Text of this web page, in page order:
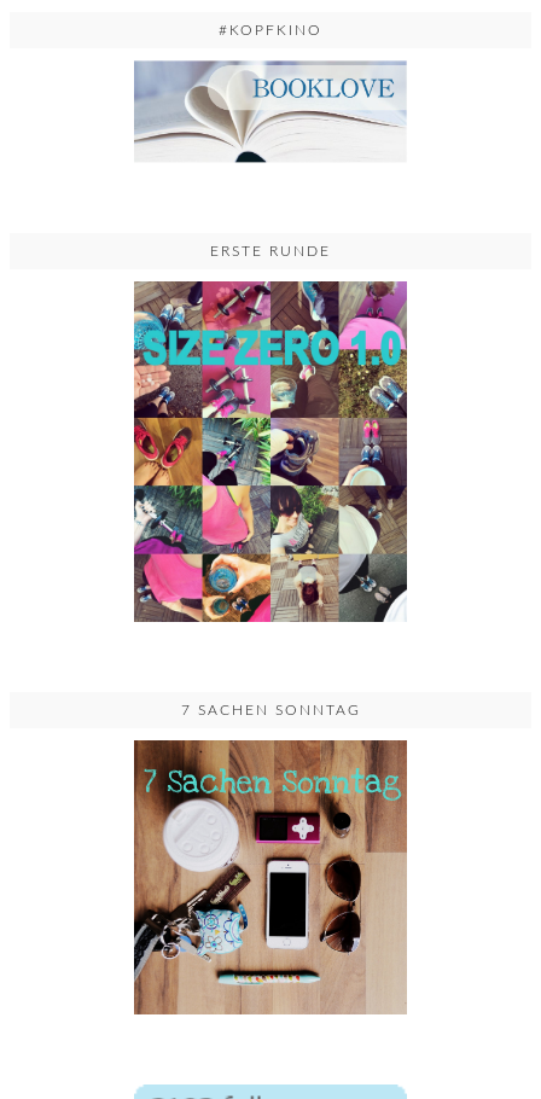
#KOPFKINO
ERSTE RUNDE
7 SACHEN SONNTAG